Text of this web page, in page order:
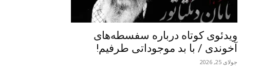
ویدئوی کوتاه درباره سفسطه‌های
آخوندی / با بد موجوداتی طرفیم!
جولای 25, 2026